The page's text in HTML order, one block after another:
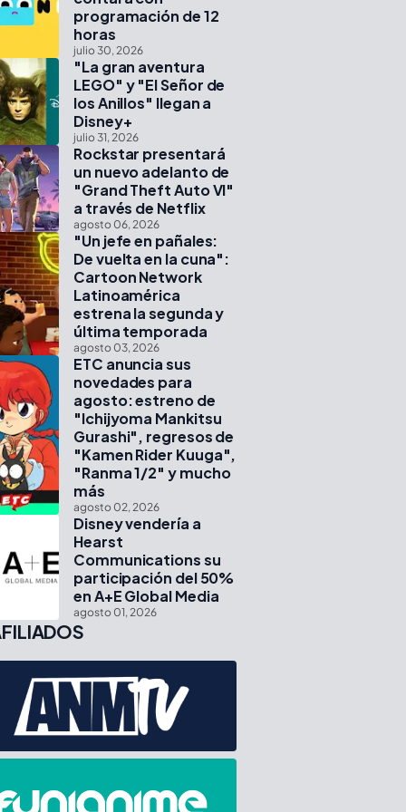
programación de 12
horas
julio 30, 2026
"La gran aventura
LEGO" y "El Señor de
los Anillos" llegan a
Disney+
julio 31, 2026
Rockstar presentará
un nuevo adelanto de
"Grand Theft Auto VI"
a través de Netflix
agosto 06, 2026
"Un jefe en pañales:
De vuelta en la cuna":
Cartoon Network
Latinoamérica
estrena la segunda y
última temporada
agosto 03, 2026
ETC anuncia sus
novedades para
agosto: estreno de
"Ichijyoma Mankitsu
Gurashi", regresos de
"Kamen Rider Kuuga",
"Ranma 1/2" y mucho
más
agosto 02, 2026
Disney vendería a
Hearst
Communications su
participación del 50%
en A+E Global Media
agosto 01, 2026